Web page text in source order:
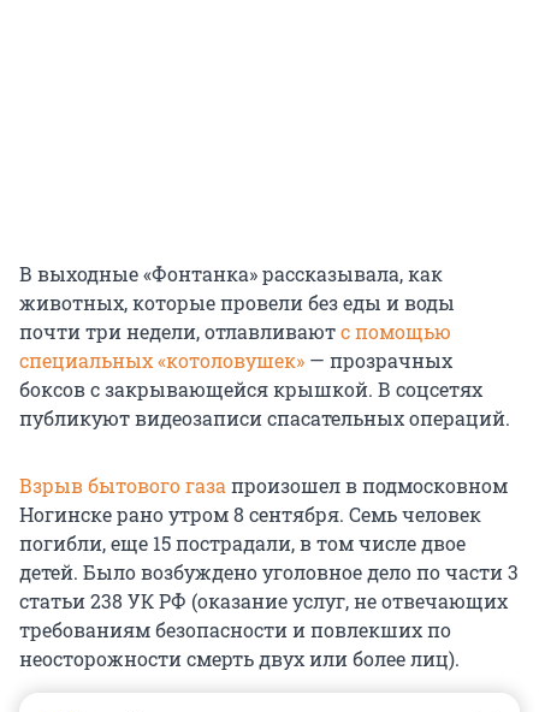
В выходные «Фонтанка» рассказывала, как
животных, которые провели без еды и воды
почти три недели, отлавливаютс помощью
специальных «котоловушек» — прозрачных
боксов с закрывающейся крышкой. В соцсетях
публикуют видеозаписи спасательных операций.
Взрыв бытового газапроизошел в подмосковном
Ногинске рано утром 8 сентября. Семь человек
погибли, еще 15 пострадали, в том числе двое
детей. Было возбуждено уголовное дело по части 3
статьи 238 УК РФ (оказание услуг, не отвечающих
требованиям безопасности и повлекших по
неосторожности смерть двух или более лиц).